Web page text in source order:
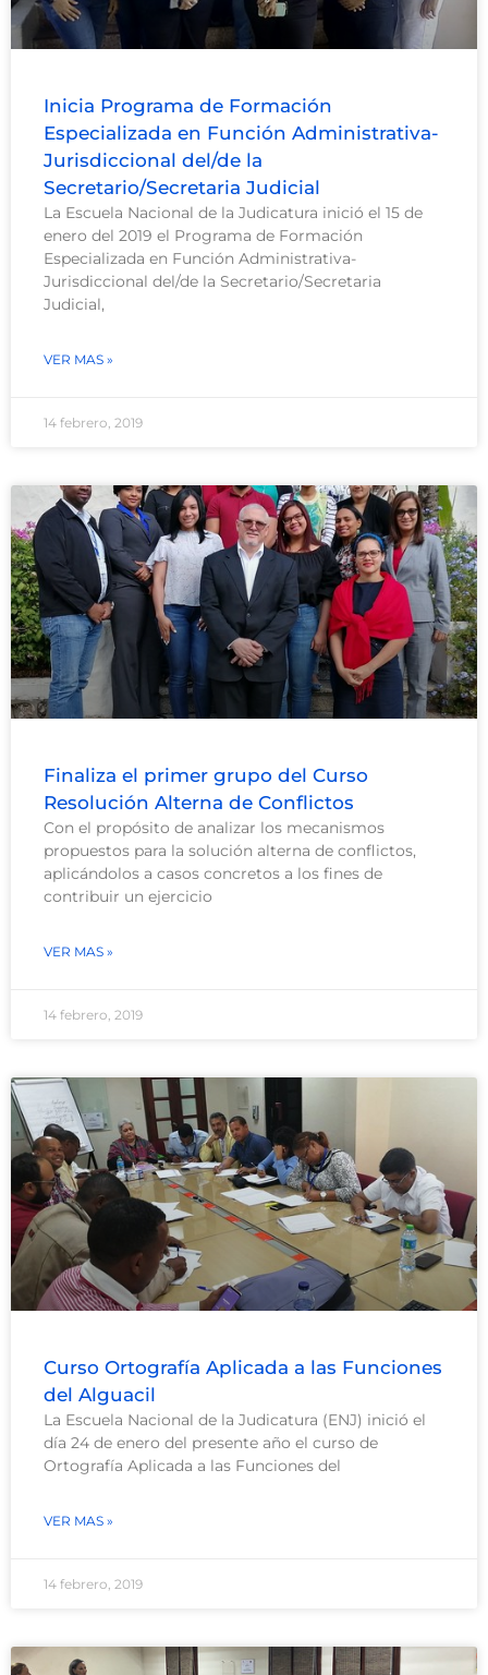
Inicia Programa de Formación
Especializada en Función Administrativa-
Jurisdiccional del/de la
Secretario/Secretaria Judicial
La Escuela Nacional de la Judicatura inició el 15 de
enero del 2019 el Programa de Formación
Especializada en Función Administrativa-
Jurisdiccional del/de la Secretario/Secretaria
Judicial,
VER MAS »
14 febrero, 2019
Finaliza el primer grupo del Curso
Resolución Alterna de Conflictos
Con el propósito de analizar los mecanismos
propuestos para la solución alterna de conflictos,
aplicándolos a casos concretos a los fines de
contribuir un ejercicio
VER MAS »
14 febrero, 2019
Curso Ortografía Aplicada a las Funciones
del Alguacil
La Escuela Nacional de la Judicatura (ENJ) inició el
día 24 de enero del presente año el curso de
Ortografía Aplicada a las Funciones del
VER MAS »
14 febrero, 2019